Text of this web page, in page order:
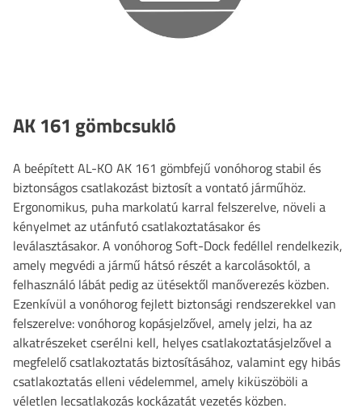
AK 161 gömbcsukló
A beépített AL-KO AK 161 gömbfejű vonóhorog stabil és
biztonságos csatlakozást biztosít a vontató járműhöz.
Ergonomikus, puha markolatú karral felszerelve, növeli a
kényelmet az utánfutó csatlakoztatásakor és
leválasztásakor. A vonóhorog Soft-Dock fedéllel rendelkezik,
amely megvédi a jármű hátsó részét a karcolásoktól, a
felhasználó lábát pedig az ütésektől manőverezés közben.
Ezenkívül a vonóhorog fejlett biztonsági rendszerekkel van
felszerelve: vonóhorog kopásjelzővel, amely jelzi, ha az
alkatrészeket cserélni kell, helyes csatlakoztatásjelzővel a
megfelelő csatlakoztatás biztosításához, valamint egy hibás
csatlakoztatás elleni védelemmel, amely kiküszöböli a
véletlen lecsatlakozás kockázatát vezetés közben.